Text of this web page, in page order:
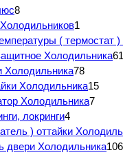
8
1
( термостат
Холодильника61
Холодильника78
Холодильника15
Холодильника7
локринги4
) оттайки
двери Холодильника106